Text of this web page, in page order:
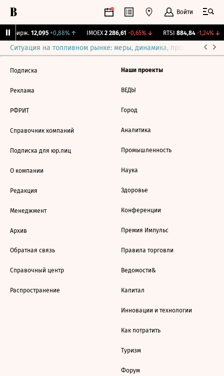
Войти
Бирж. 12,095 +0,88%↑ IMOEX 2 286,61 -0,65%↓ RTSI 884,84 -1,24%↓
Ситуация на топливном рынке: меры, динамика, прогнозы
Подписка
Реклама
РФРИТ
Справочник компаний
Подписка для юр.лиц
О компании
Редакция
Менеджмент
Архив
Обратная связь
Справочный центр
Распространение
Наши проекты
ВЕДЫ
Город
Аналитика
Промышленность
Наука
Здоровье
Конференции
Премия Импульс
Правила торговли
Ведомости&
Капитал
Инновации и технологии
Как потратить
Туризм
Форум